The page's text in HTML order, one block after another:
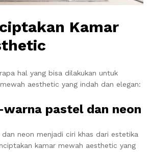
Kamar
hal yang bisa dilakukan untuk
aesthetic yang indah dan elegan:
pastel dan neon
neon menjadi ciri khas dari estetika
kamar mewah aesthetic yang